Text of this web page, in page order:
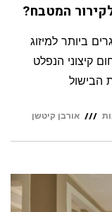
ביותר למיזוג
קיצוני הנפלט
הבישול
על
מערכת
אורבן קיטשן